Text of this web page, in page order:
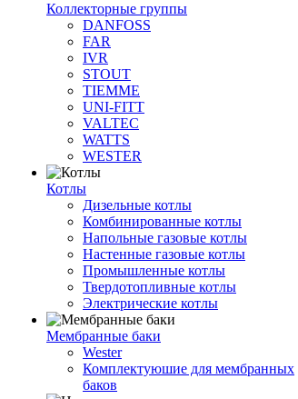
Коллекторные группы
DANFOSS
FAR
IVR
STOUT
TIEMME
UNI-FITT
VALTEC
WATTS
WESTER
Котлы
Дизельные котлы
Комбинированные котлы
Напольные газовые котлы
Настенные газовые котлы
Промышленные котлы
Твердотопливные котлы
Электрические котлы
Мембранные баки
Wester
Комплектуюшие для мембранных
баков